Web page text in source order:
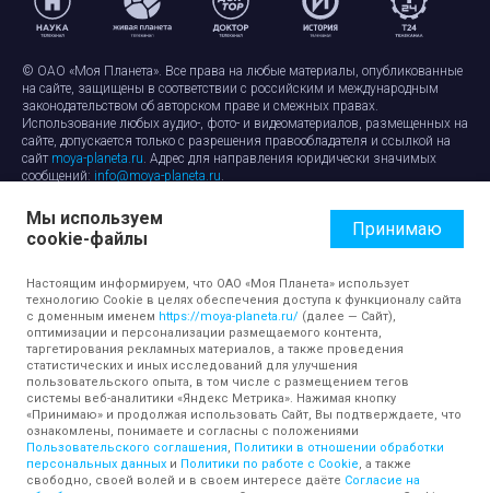
© ОАО «Моя Планета». Все права на любые материалы, опубликованные
на сайте, защищены в соответствии с российским и международным
законодательством об авторском праве и смежных правах.
Использование любых аудио-, фото- и видеоматериалов, размещенных на
сайте, допускается только с разрешения правообладателя и ссылкой на
сайт moya-planeta.ru. Адрес для направления юридически значимых
сообщений: info@moya-planeta.ru.
Правила сайтаРабота с cookie-файлами
Защита персональных данных
Обработка персональных данных
Мы используем
cookie-файлы
Принимаю
Настоящим информируем, что ОАО «Моя Планета» использует
технологию Cookie в целях обеспечения доступа к функционалу сайта
с доменным именем https://moya-planeta.ru/ (далее — Сайт),
оптимизации и персонализации размещаемого контента,
таргетирования рекламных материалов, а также проведения
статистических и иных исследований для улучшения
пользовательского опыта, в том числе с размещением тегов
системы веб-аналитики «Яндекс Метрика». Нажимая кнопку
«Принимаю» и продолжая использовать Сайт, Вы подтверждаете, что
ознакомлены, понимаете и согласны с положениями
Пользовательского соглашения, Политики в отношении обработки
персональных данных и Политики по работе с Cookie, а также
свободно, своей волей и в своем интересе даёте Согласие на